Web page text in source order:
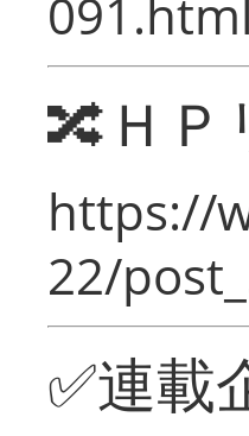
091.html
🔀ＨＰ
https://
22/
✅連載